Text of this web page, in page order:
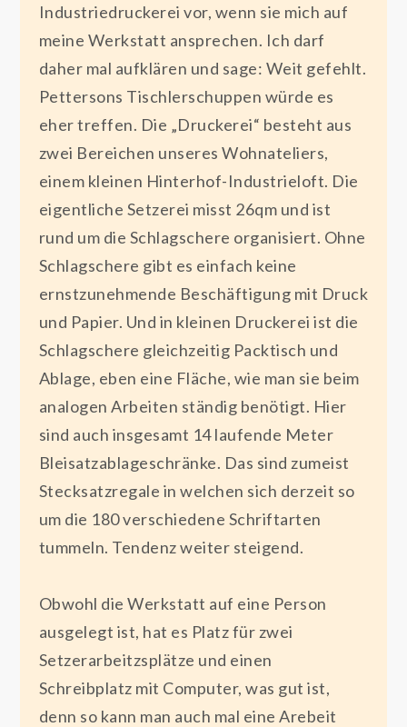
Industriedruckerei vor, wenn sie mich auf
meine Werkstatt ansprechen. Ich darf
daher mal aufklären und sage: Weit gefehlt.
Pettersons Tischlerschuppen würde es
eher treffen. Die „Druckerei“ besteht aus
zwei Bereichen unseres Wohnateliers,
einem kleinen Hinterhof-Industrieloft. Die
eigentliche Setzerei misst 26qm und ist
rund um die Schlagschere organisiert. Ohne
Schlagschere gibt es einfach keine
ernstzunehmende Beschäftigung mit Druck
und Papier. Und in kleinen Druckerei ist die
Schlagschere gleichzeitig Packtisch und
Ablage, eben eine Fläche, wie man sie beim
analogen Arbeiten ständig benötigt. Hier
sind auch insgesamt 14 laufende Meter
Bleisatzablageschränke. Das sind zumeist
Stecksatzregale in welchen sich derzeit so
um die 180 verschiedene Schriftarten
tummeln. Tendenz weiter steigend.
Obwohl die Werkstatt auf eine Person
ausgelegt ist, hat es Platz für zwei
Setzerarbeitzsplätze und einen
Schreibplatz mit Computer, was gut ist,
denn so kann man auch mal eine Arebeit